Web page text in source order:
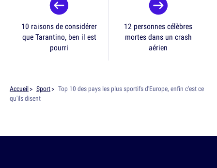
10 raisons de considérer
que Tarantino, ben il est
pourri
12 personnes célèbres
mortes dans un crash
aérien
Accueil Sport
Top 10 des pays les plus sportifs d'Europe, enfin c'est ce
qu'ils disent